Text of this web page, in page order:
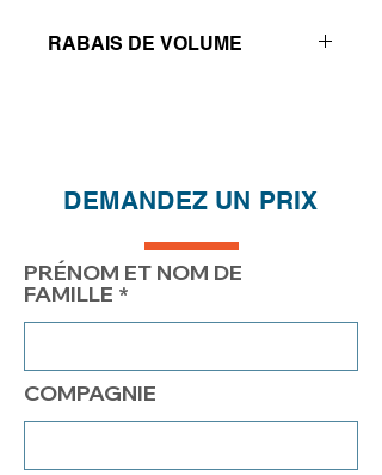
RABAIS DE VOLUME
PRIX 238.22$ 188.22$ 163.22$
DEMANDEZ UN PRIX
PRÉNOM ET NOM DE
FAMILLE
COMPAGNIE